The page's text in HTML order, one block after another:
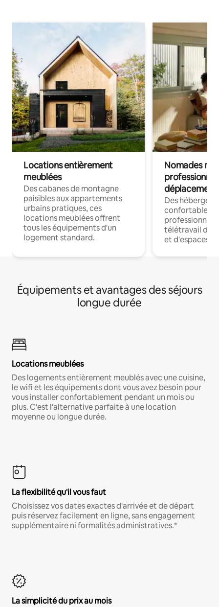
Locations entièrement
meublées
Des cabanes de montagne
paisibles aux appartements
urbains pratiques, ces
locations meublées offrent
tous les équipements d'un
logement standard.
Nomades
déplacement
Des
confortables
professionnels
télétravail
et d'espaces
Équipements et avantages des séjours
longue durée
Locations meublées
Des logements entièrement meublés avec une cuisine,
le wifi et les équipements dont vous avez besoin pour
vous installer confortablement pendant un mois ou
plus. C'est l'alternative parfaite à une location
moyenne ou longue durée.
La flexibilité qu'il vous faut
Choisissez vos dates exactes d'arrivée et de départ
puis réservez facilement en ligne, sans engagement
supplémentaire ni formalités administratives.*
La simplicité du prix au mois